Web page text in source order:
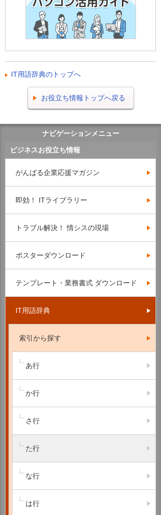
IT用語辞典のトップへ
お役立ち情報トップへ戻る
ナビゲーションメニュー
ビジネスお役立ち情報
がんばる企業応援マガジン
即効！ ITライブラリー
トラブル解決！ 情シスの現場
ポスターダウンロード
テンプレート・業務書式 ダウンロード
IT用語辞典
索引から探す
あ行
か行
さ行
た行
な行
は行